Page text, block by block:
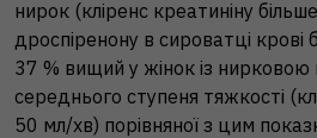
нирок (кліренс креатиніну
дроспіренону в сироватці
37 % вищий у жінок із нирковою
середнього ступеня тяжкості
50 мл/хв) порівняної з цим